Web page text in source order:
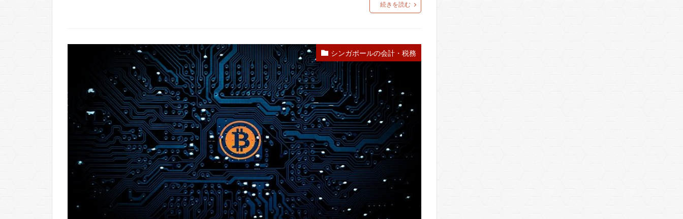
続きを読む
シンガポールの会計・税務